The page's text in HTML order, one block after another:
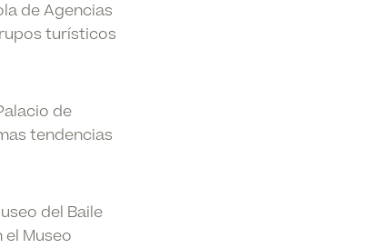
de Agencias
turísticos
de
tendencias
del Baile
Museo